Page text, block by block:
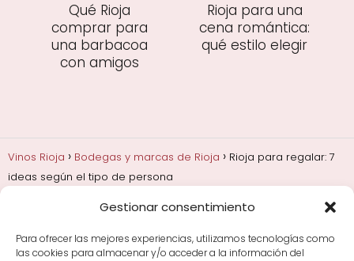
Gestionar consentimiento
Para ofrecer las mejores experiencias, utilizamos tecnologías como
las cookies para almacenar y/o acceder a la información del
Qué Rioja
comprar para
una barbacoa
con amigos
Rioja para una
cena romántica:
qué estilo elegir
Vinos Rioja Bodegas y marcas de Rioja
Rioja para regalar: 7
ideas según el tipo de persona
Añadas, crianza y guarda
Bodegas y marcas de
Rioja
Cata y aprender a probar vino
Comprar vino
Rioja y guías de regalo
Cultura del vino y